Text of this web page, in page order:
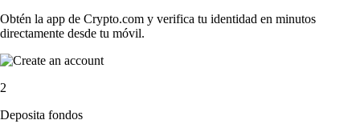
Obtén la app de Crypto.com y verifica tu identidad en minutos
directamente desde tu móvil.
2
Deposita fondos